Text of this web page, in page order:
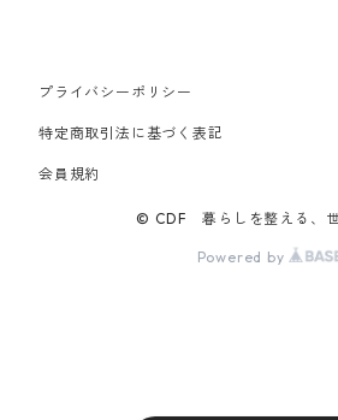
プライバシーポリシー
特定商取引法に基づく表記
会員規約
© CDF 暮らしを整える、
Powered by